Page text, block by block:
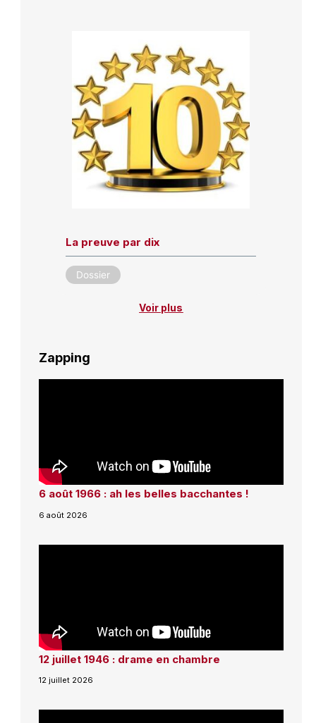
La preuve par dix
Dossier
Voir plus
Zapping
6 août 1966 : ah les belles bacchantes !
6 août 2026
12 juillet 1946 : drame en chambre
12 juillet 2026